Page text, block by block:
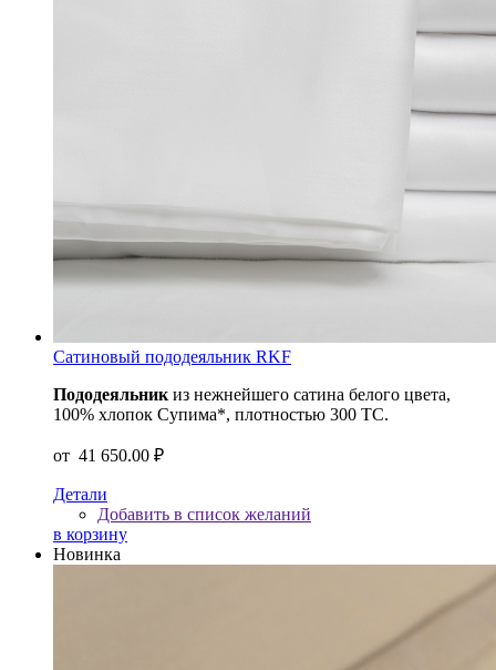
Сатиновый пододеяльник RKF
Пододеяльник из нежнейшего сатина белого цвета,
100% хлопок Супима*, плотностью 300 ТС.
от 41 650.00 ₽
Детали
Добавить в список желаний
в корзину
Новинка